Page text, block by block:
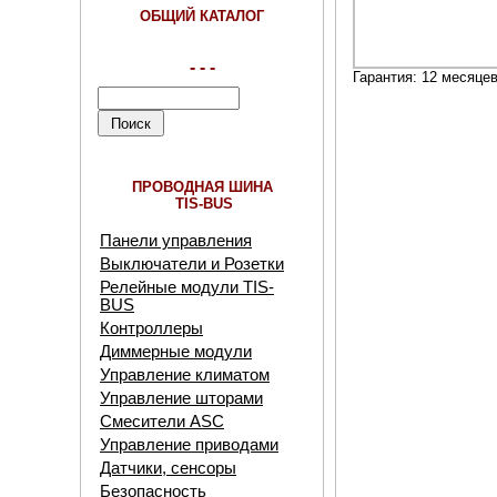
ОБЩИЙ КАТАЛОГ
- - -
ПРОВОДНАЯ ШИНА
TIS-BUS
Панели управления
Выключатели и Розетки
Релейные модули TIS-
BUS
Контроллеры
Диммерные модули
Управление климатом
Управление шторами
Смесители ASC
Управление приводами
Датчики, сенсоры
Безопасность
Гарантия: 12 месяцев